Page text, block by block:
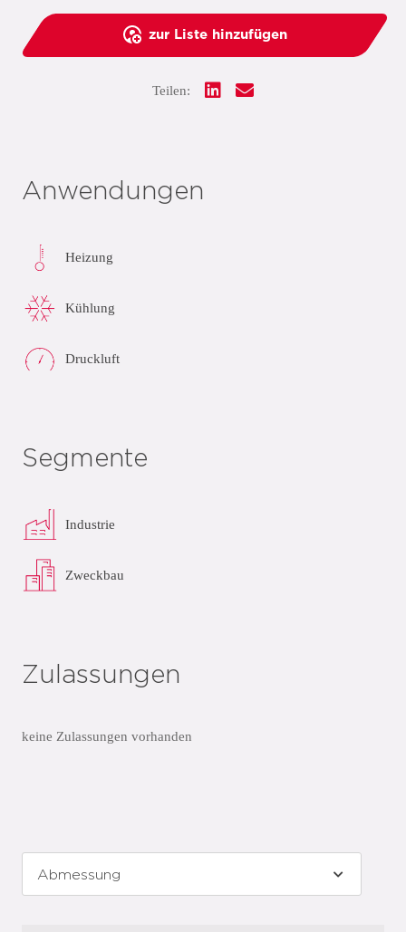
zur Liste hinzufügen
Teilen:
Anwendungen
Heizung
Kühlung
Druckluft
Segmente
Industrie
Zweckbau
Zulassungen
keine Zulassungen vorhanden